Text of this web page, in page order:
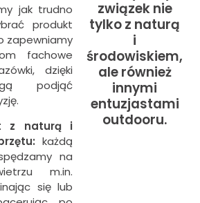
jak trudno
produkt
zapewniamy
fachowe
dzięki
podjąć
z naturą i
każdą
na
m.in.
się lub
związek nie
tylko z naturą
i
środowiskiem,
ale również
innymi
entuzjastami
outdooru.